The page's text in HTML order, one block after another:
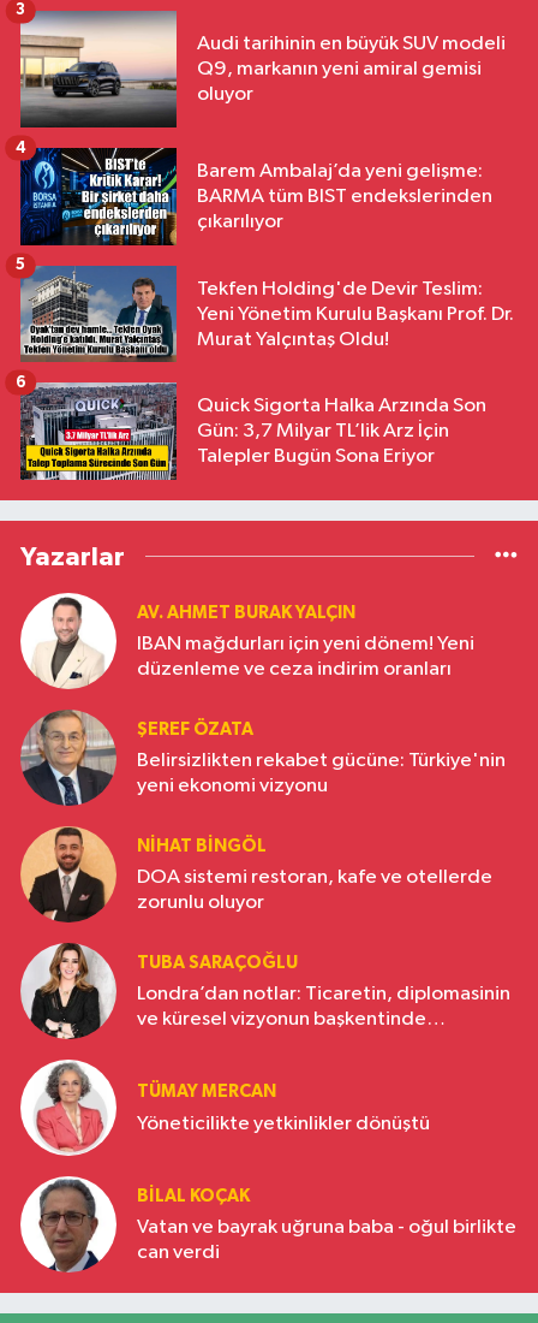
Audi tarihinin en büyük SUV modeli
Q9, markanın yeni amiral gemisi
oluyor
3
Barem Ambalaj’da yeni gelişme:
BARMA tüm BIST endekslerinden
çıkarılıyor
4
Tekfen Holding'de Devir Teslim:
Yeni Yönetim Kurulu Başkanı Prof. Dr.
Murat Yalçıntaş Oldu!
5
Quick Sigorta Halka Arzında Son
Gün: 3,7 Milyar TL’lik Arz İçin
Talepler Bugün Sona Eriyor
6
Yazarlar
AV. AHMET BURAK YALÇIN
IBAN mağdurları için yeni dönem! Yeni
düzenleme ve ceza indirim oranları
ŞEREF ÖZATA
Belirsizlikten rekabet gücüne: Türkiye'nin
yeni ekonomi vizyonu
NIHAT BINGÖL
DOA sistemi restoran, kafe ve otellerde
zorunlu oluyor
TUBA SARAÇOĞLU
Londra’dan notlar: Ticaretin, diplomasinin
ve küresel vizyonun başkentinde
TÜMAY MERCAN
Yöneticilikte yetkinlikler dönüştü
BILAL KOÇAK
Vatan ve bayrak uğruna baba - oğul birlikte
can verdi